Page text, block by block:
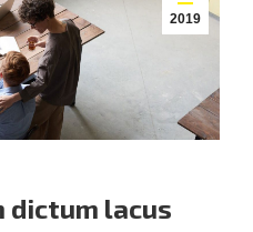
2019
dictum lacus